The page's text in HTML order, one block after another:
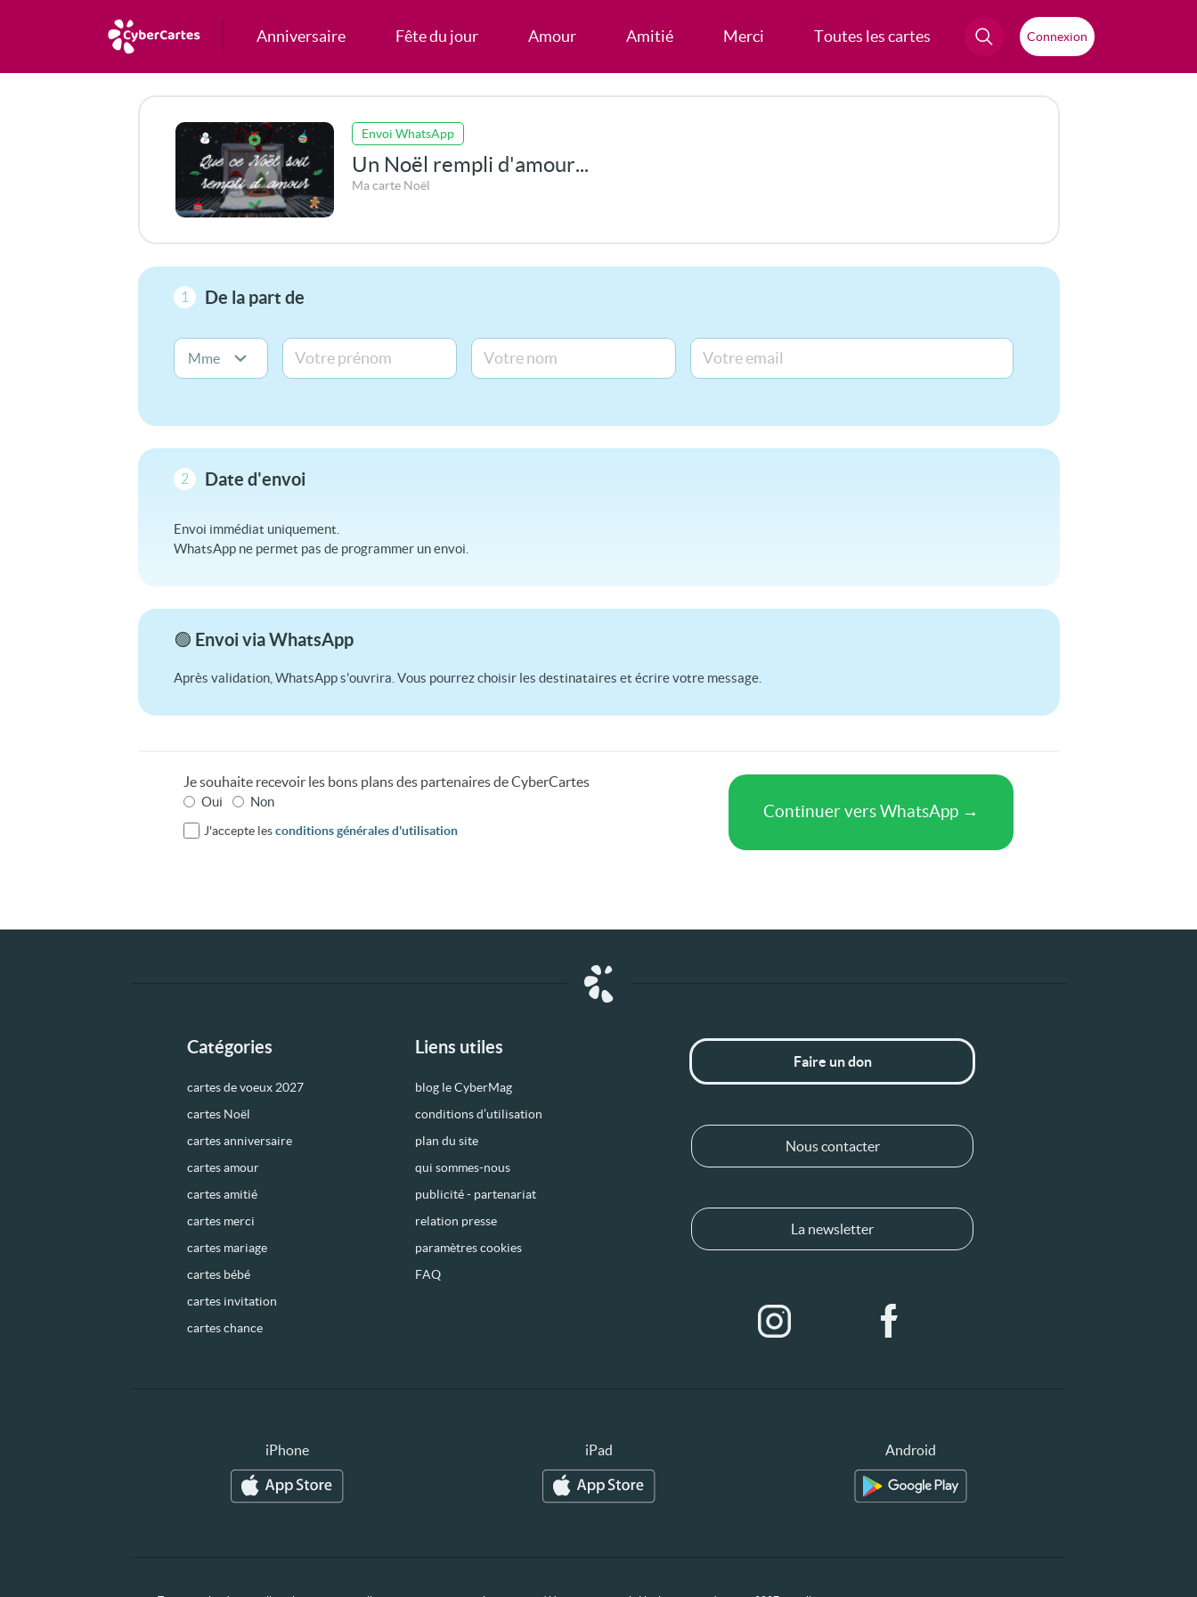
Anniversaire Fête du jour Amour Amitié Merci Toutes les cartes Connexion
Envoi WhatsApp
Un Noël rempli d'amour...
Ma carte Noël
1 De la part de
2 Date d'envoi
Envoi immédiat uniquement.
WhatsApp ne permet pas de programmer un envoi.
🟢 Envoi via WhatsApp
Après validation, WhatsApp s'ouvrira. Vous pourrez choisir les destinataires et écrire votre message.
Je souhaite recevoir les bons plans des partenaires de CyberCartes
Oui Non
J'accepte lesconditions générales d'utilisation
Catégories
cartes de voeux 2027
cartes Noël
cartes anniversaire
cartes amour
cartes amitié
cartes merci
cartes mariage
cartes bébé
cartes invitation
cartes chance
Liens utiles
blog le CyberMag
conditions d’utilisation
plan du site
qui sommes-nous
publicité - partenariat
relation presse
paramètres cookies
FAQ
Faire un don
Nous contacter
La newsletter
iPhone iPad Android